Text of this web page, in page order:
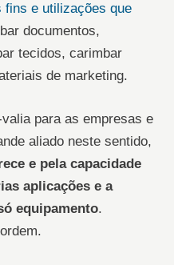
fins e utilizações que
documentos,
tecidos, carimbar
de marketing.
para as empresas e
aliado neste sentido,
e pela capacidade
aplicações e a
equipamento.